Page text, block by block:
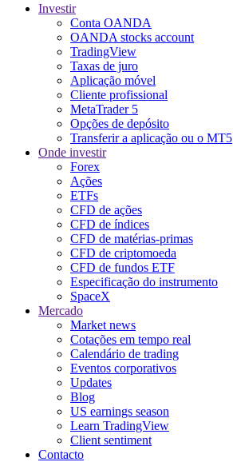
Investir
Conta OANDA
OANDA stocks account
TradingView
Taxas de juro
Aplicação móvel
Cliente profissional
MetaTrader 5
Opções de depósito
Transferir a aplicação ou o MT5
Onde investir
Forex
Ações
ETFs
CFD de ações
CFD de índices
CFD de matérias-primas
CFD de criptomoeda
CFD de fundos ETF
Especificação do instrumento
SpaceX
Mercado
Market news
Cotações em tempo real
Calendário de trading
Eventos corporativos
Updates
Blog
US earnings season
Learn TradingView
Client sentiment
Contacto